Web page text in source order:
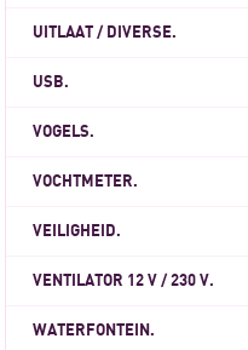
UITLAAT / DIVERSE.
USB.
VOGELS.
VOCHTMETER.
VEILIGHEID.
VENTILATOR 12 V / 230 V.
WATERFONTEIN.